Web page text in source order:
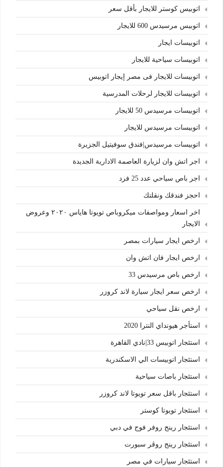
اتوبيس كوستر للايجار بأقل سعر
اتوبيس مرسيدس 600 للايجار
اتوبيسات ايجار
اتوبيسات سياحية للايجار
اتوبيسات للايجار فى مصر إيجار اتوبيس
اتوبيسات للايجار لرحلات المدرسية
اتوبيسات مرسيدس 50 للايجار
اتوبيسات مرسيدس للايجار
اتوبيسات مرسيدس|فندق سوفيتيل الجزيرة
اجر اتش وان لزيارة العاصمة الادارية الجديدة
اجر باص سياحي عدد 25 فرد
احجز فندقك ونقلتك
اخر اسعار ومواصفات ميكروباص تويوتا هاياس ٢٠٢٠ وعروض
الايجار
ارخص ايجار سيارات بمصر
ارخص ايجار فان اتش وان
ارخص باص مرسيدس 33
ارخص سعر ايجار سيارة لاند كروزر
ارخص نقل سياحي
استأجر هيونداي النترا 2020
استئجار اتوبيس 33|نادي القاهرة
استئجار اتوبيسات الي الاسكندرية
استئجار باصات سياحية
استئجار باقل سعر تويوتا لاند كروزر
استئجار تويوتا كوستر
استئجار رينج روفر فوج في دبي
استئجار رينج روڤر سبورت
استئجار سيارات في مصر